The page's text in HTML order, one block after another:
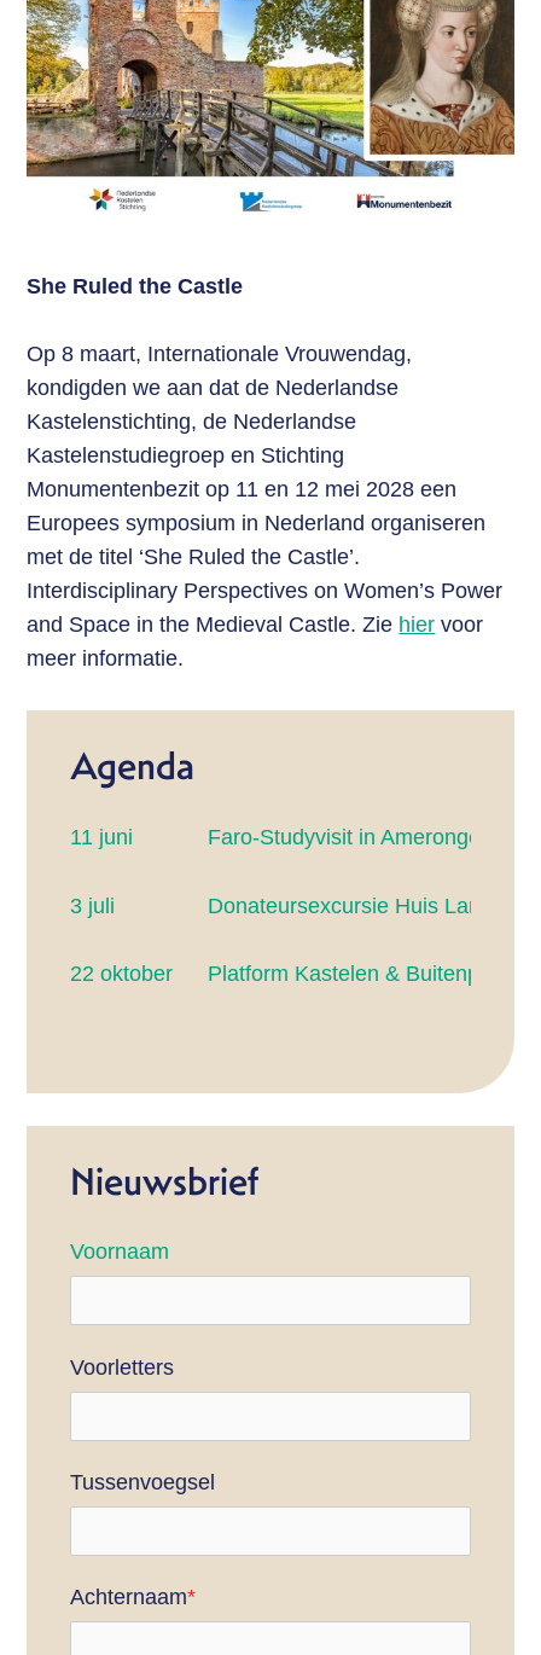
She Ruled the Castle
Op 8 maart, Internationale Vrouwendag,
kondigden we aan dat de Nederlandse
Kastelenstichting, de Nederlandse
Kastelenstudiegroep en Stichting
Monumentenbezit op 11 en 12 mei 2028 een
Europees symposium in Nederland organiseren
met de titel ‘She Ruled the Castle’.
Interdisciplinary Perspectives on Women’s Power
and Space in the Medieval Castle. Zie hier voor
meer informatie.
Agenda
11 juni
3 juli
22 oktober
Faro-Studyvisit in Amerongen
Donateursexcursie Huis Landfort
Platform Kastelen &
Nieuwsbrief
Voornaam
Voorletters
Tussenvoegsel
Achternaam*